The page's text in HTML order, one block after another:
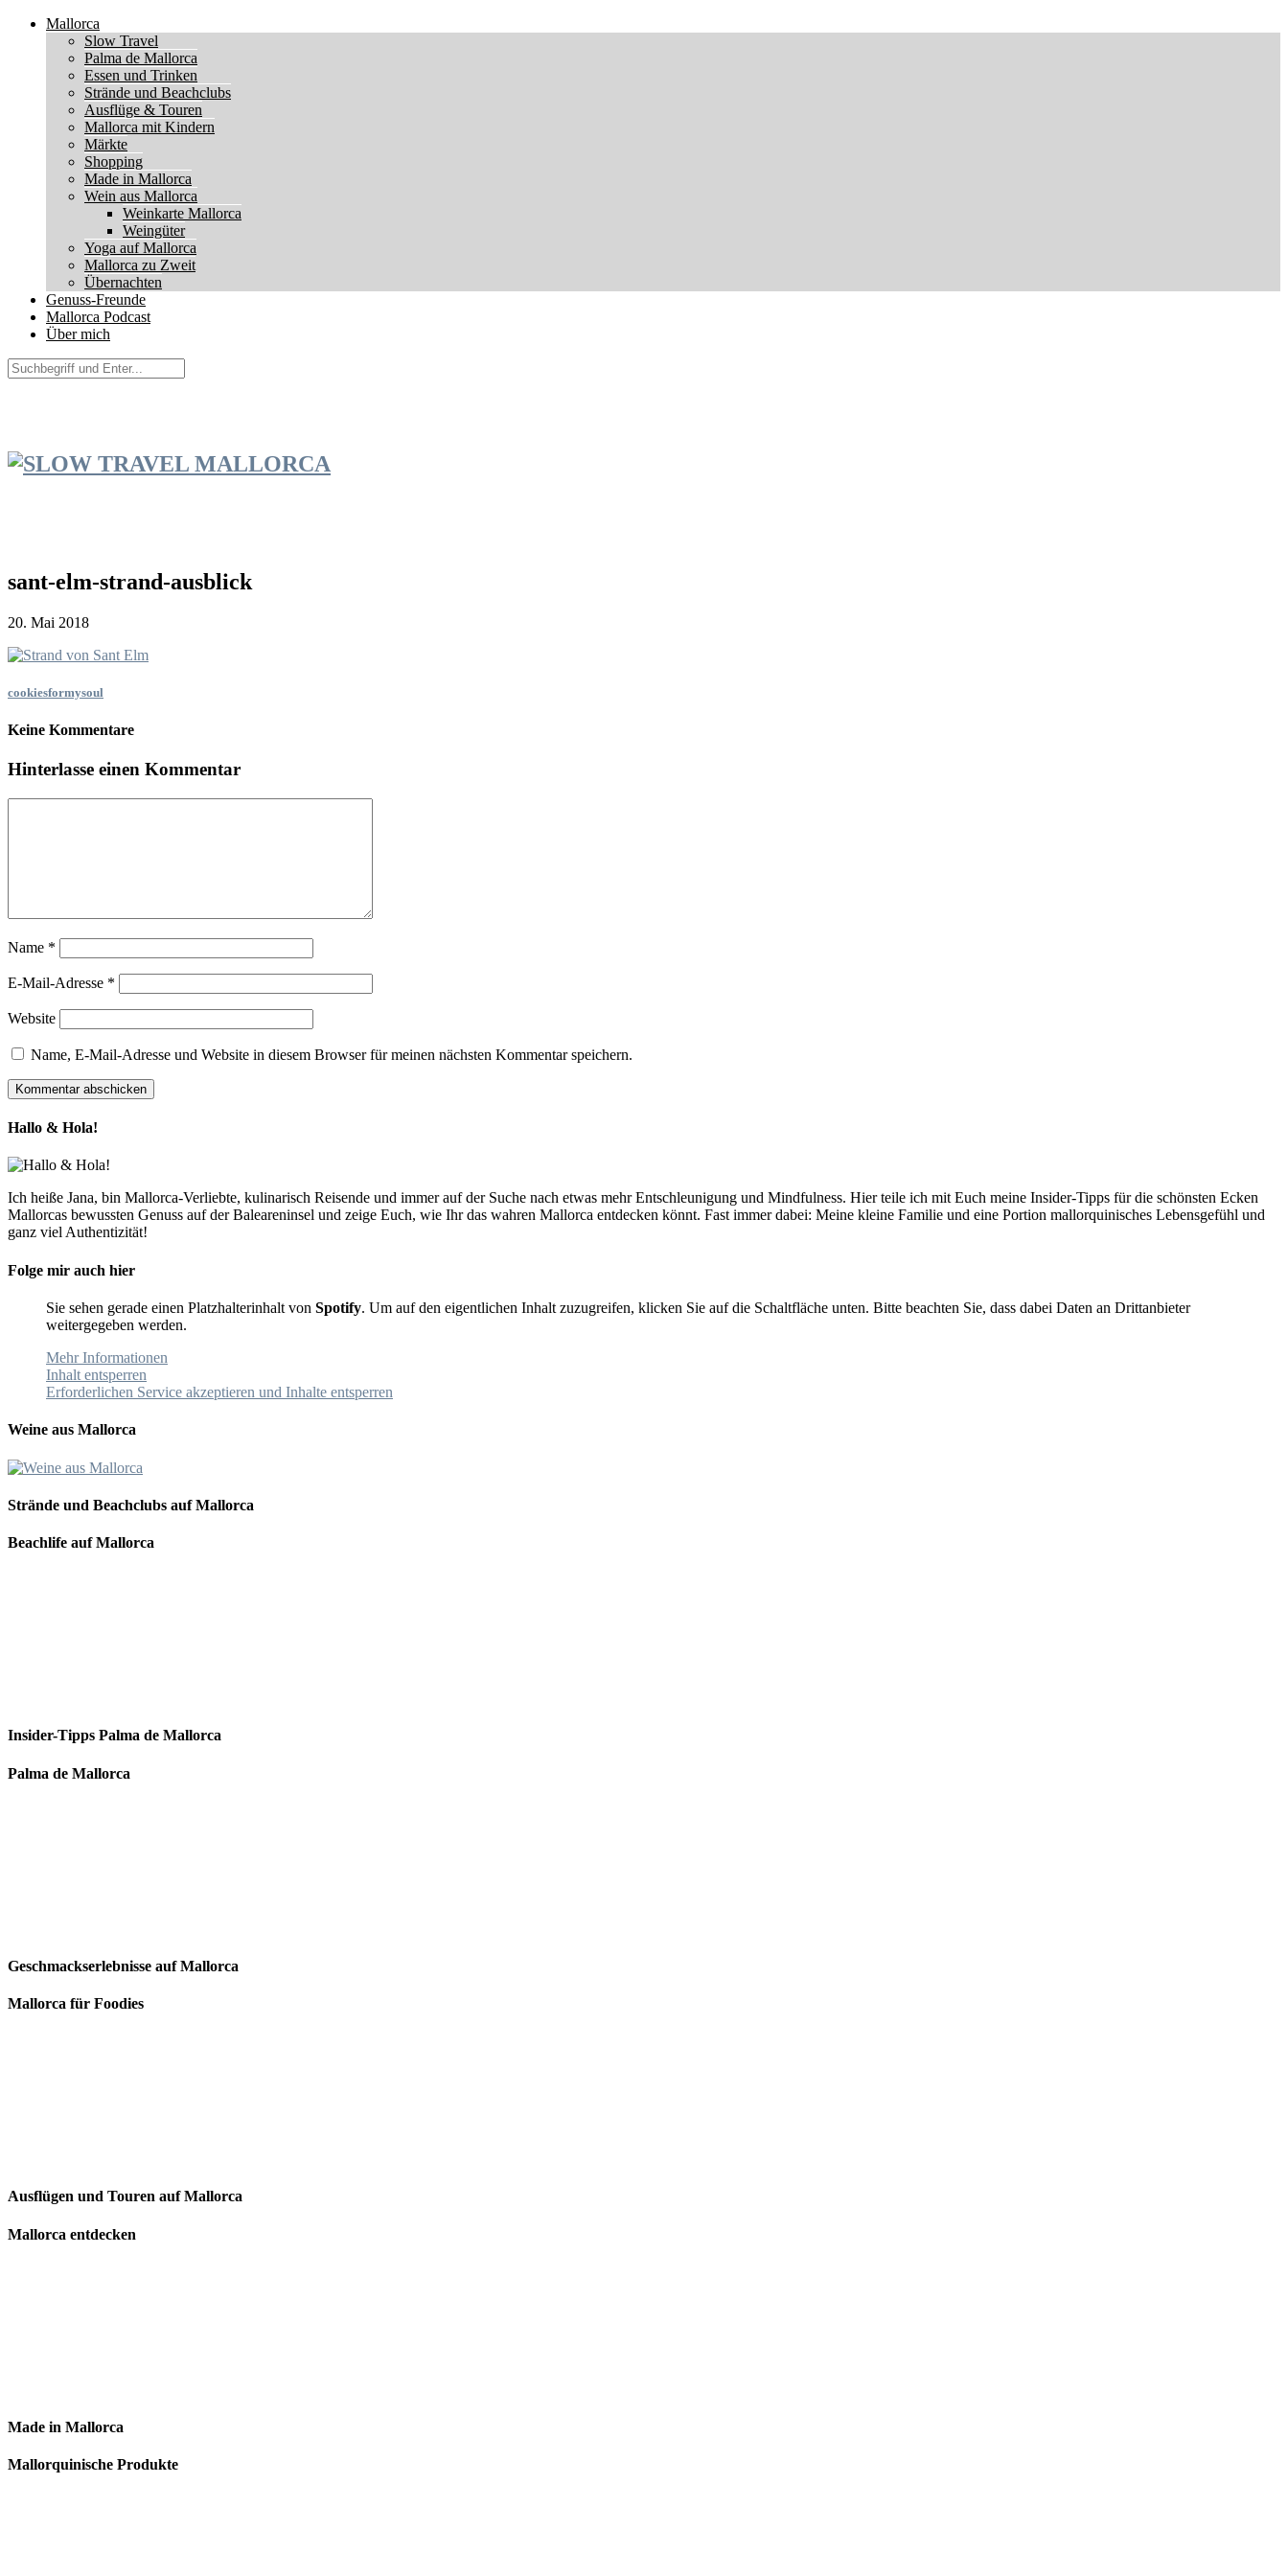
Mallorca
Slow Travel
Palma de Mallorca
Essen und Trinken
Strände und Beachclubs
Ausflüge & Touren
Mallorca mit Kindern
Märkte
Shopping
Made in Mallorca
Wein aus Mallorca
Weinkarte Mallorca
Weingüter
Yoga auf Mallorca
Mallorca zu Zweit
Übernachten
Genuss-Freunde
Mallorca Podcast
Über mich
sant-elm-strand-ausblick
20. Mai 2018
cookiesformysoul
Keine Kommentare
Hinterlasse einen Kommentar
Name *
E-Mail-Adresse *
Website
Name, E-Mail-Adresse und Website in diesem Browser für meinen nächsten Kommentar speichern.
Hallo & Hola!
Ich heiße Jana, bin Mallorca-Verliebte, kulinarisch Reisende und immer auf der Suche nach etwas mehr Entschleunigung und Mindfulness. Hier teile ich mit Euch meine Insider-Tipps für die schönsten Ecken
Mallorcas bewussten Genuss auf der Baleareninsel und zeige Euch, wie Ihr das wahren Mallorca entdecken könnt. Fast immer dabei: Meine kleine Familie und eine Portion mallorquinisches Lebensgefühl und
ganz viel Authentizität!
Folge mir auch hier
Sie sehen gerade einen Platzhalterinhalt von Spotify. Um auf den eigentlichen Inhalt zuzugreifen, klicken Sie auf die Schaltfläche unten. Bitte beachten Sie, dass dabei Daten an Drittanbieter
weitergegeben werden.
Mehr Informationen
Inhalt entsperren
Erforderlichen Service akzeptieren und Inhalte entsperren
Weine aus Mallorca
Strände und Beachclubs auf Mallorca
Beachlife auf Mallorca
Insider-Tipps Palma de Mallorca
Palma de Mallorca
Geschmackserlebnisse auf Mallorca
Mallorca für Foodies
Ausflügen und Touren auf Mallorca
Mallorca entdecken
Made in Mallorca
Mallorquinische Produkte